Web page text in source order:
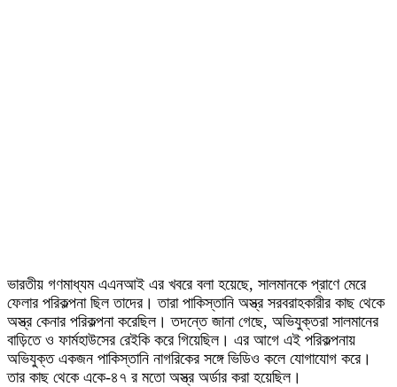
ভারতীয় গণমাধ্যম এএনআই এর খবরে বলা হয়েছে, সালমানকে প্রাণে মেরে
ফেলার পরিকল্পনা ছিল তাদের। তারা পাকিস্তানি অস্ত্র সরবরাহকারীর কাছ থেকে
অস্ত্র কেনার পরিকল্পনা করেছিল। তদন্তে জানা গেছে, অভিযুক্তরা সালমানের
বাড়িতে ও ফার্মহাউসের রেইকি করে গিয়েছিল। এর আগে এই পরিকল্পনায়
অভিযুক্ত একজন পাকিস্তানি নাগরিকের সঙ্গে ভিডিও কলে যোগাযোগ করে।
তার কাছ থেকে একে-৪৭ র মতো অস্ত্র অর্ডার করা হয়েছিল।